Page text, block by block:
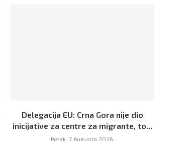
Delegacija EU: Crna Gora nije dio
inicijative za centre za migrante, to...
Petak, 7 Augusta 2026,